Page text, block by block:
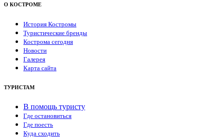
О КОСТРОМЕ
История Костромы
Туристические бренды
Кострома сегодня
Новости
Галерея
Карта сайта
ТУРИСТАМ
В помощь туристу
Где остановиться
Где поесть
Куда сходить